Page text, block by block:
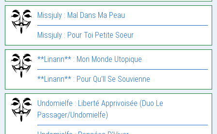
Missjuly : Mal Dans Ma Peau
Missjuly : Pour Toi Petite Soeur
**Linann** : Mon Monde Utopique
**Linann** : Pour Qu’Il Se Souvienne
Undomielfe : Liberté Apprivoisée (Duo Le
Passager/Undomielfe)